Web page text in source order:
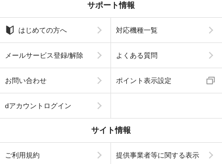
サポート情報
はじめての方へ 対応機種一覧
メールサービス登録/解除 よくある質問
お問い合わせ ポイント表示設定
dアカウントログイン
サイト情報
ご利用規約 提供事業者等に関する表示